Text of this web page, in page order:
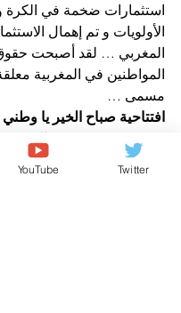
استثمارات ضخمة في الكرة
الأولويات و تم إهمال
المغربي … لقد أصبحت
المواطنين في المغربية
مسمى …
افتتاحية صباح الخير يا وطني
عن مدير نشر صوت المغرب
افتتاحية صباح الخير يا وطني
حقوق الانسان/ Human Rights
YouTube Twitter